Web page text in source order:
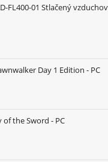
FL400-01 Stlačený
Day 1 Edition - PC
of the Sword - PC